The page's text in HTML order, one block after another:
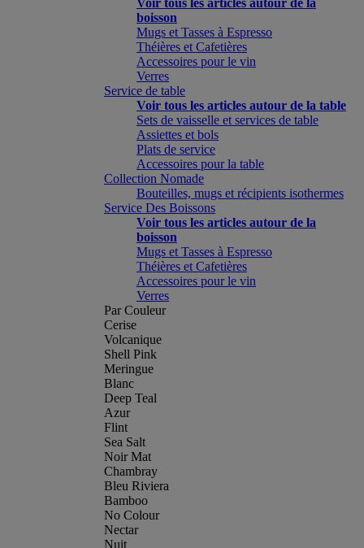
Voir tous les articles autour de la
boisson
Mugs et Tasses à Espresso
Théières et Cafetières
Accessoires pour le vin
Verres
Service de table
Voir tous les articles autour de la table
Sets de vaisselle et services de table
Assiettes et bols
Plats de service
Accessoires pour la table
Collection Nomade
Bouteilles, mugs et récipients isothermes
Service Des Boissons
Voir tous les articles autour de la
boisson
Mugs et Tasses à Espresso
Théières et Cafetières
Accessoires pour le vin
Verres
Par Couleur
Cerise
Volcanique
Shell Pink
Meringue
Blanc
Deep Teal
Azur
Flint
Sea Salt
Noir Mat
Chambray
Bleu Riviera
Bamboo
No Colour
Nectar
Nuit